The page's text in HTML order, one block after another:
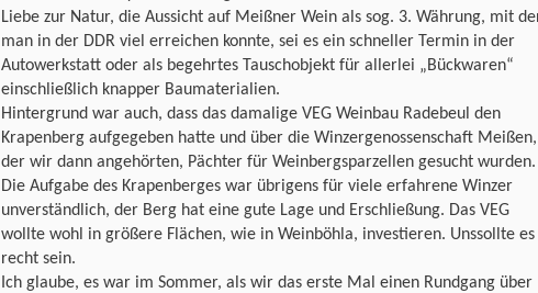
Liebe zur Natur, die Aussicht auf Meißner Wein als sog. 3. Währung, mit
man in der DDR viel erreichen konnte, sei es ein schneller Termin in der
Autowerkstatt oder als begehrtes Tauschobjekt für allerlei „Bückwaren“
einschließlich knapper Baumaterialien.
Hintergrund war auch, dass das damalige VEG Weinbau Radebeul den
Krapenberg aufgegeben hatte und über die Winzergenossenschaft Meißen,
der wir dann angehörten, Pächter für Weinbergsparzellen gesucht wurden.
Die Aufgabe des Krapenberges war übrigens für viele erfahrene Winzer
unverständlich, der Berg hat eine gute Lage und Erschließung. Das VEG
wollte wohl in größere Flächen, wie in Weinböhla, investieren. Unssollte es
recht sein.
Ich glaube, es war im Sommer, als wir das erste Mal einen Rundgang über